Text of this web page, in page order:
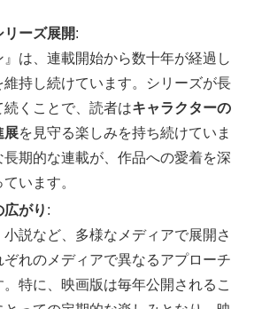
ーズ展開:
』は、連載開始から数十年が経過し
維持し続けています。シリーズが長
くことで、読者はキャラクターの
展を見守る楽しみを持ち続けていま
期的な連載が、作品への愛着を深
います。
広がり :
説など、多様なメディアで展開さ
ぞれのメディアで異なるアプローチ
特に、映画版は毎年公開されるこ